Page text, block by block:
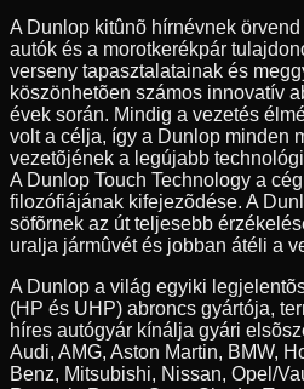
A Dunlop kitûnõ hírnévnek
autók és a morotkerékpár
verseny tapasztalatainak és
köszönhetõen számos innovatív
évek során. Mindig a vezetés
volt a célja, így a Dunlop minden
vezetõjének a legújabb
A Dunlop Touch Technology a
filozófiájának kifejezõdése. A
söfõrnek az út teljesebb
uralja jármûvét és jobban átéli a
A Dunlop a világ egyiki
(HP és UHP) abroncs gyártója,
híres autógyár kínálja gyári
Audi, AMG, Aston Martin, BMW,
Benz, Mitsubishi, Nissan, Opel/